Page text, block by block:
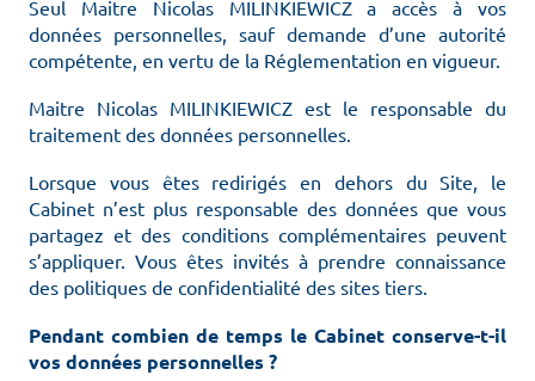
Seul Maitre Nicolas MILINKIEWICZ a accès à vos
données personnelles, sauf demande d’une autorité
compétente, en vertu de la Réglementation en vigueur.
Maitre Nicolas MILINKIEWICZ est le responsable du
traitement des données personnelles.
Lorsque vous êtes redirigés en dehors du Site, le
Cabinet n’est plus responsable des données que vous
partagez et des conditions complémentaires peuvent
s’appliquer. Vous êtes invités à prendre connaissance
des politiques de confidentialité des sites tiers.
Pendant combien de temps le Cabinet conserve-t-il
vos données personnelles ?